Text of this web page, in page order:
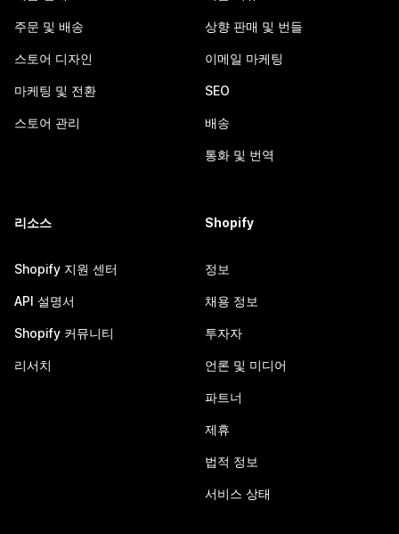
주문 및 배송
스토어 디자인
마케팅 및 전환
스토어 관리
상향 판매 및 번들
이메일 마케팅
SEO
배송
통화 및 번역
리소스
Shopify 지원 센터
API 설명서
Shopify 커뮤니티
리서치
Shopify
정보
채용 정보
투자자
언론 및 미디어
파트너
제휴
법적 정보
서비스 상태